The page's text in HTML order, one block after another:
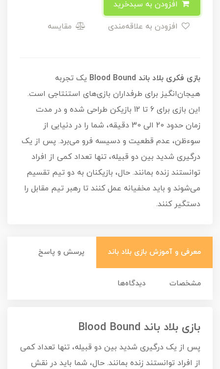
مقایسه
بازی فکری بلاد باند Blood Bound
یک تجربه
هیجان‌انگیز برای طرفداران بازی‌های استنتاجی است.
این بازی برای 6 تا 12 بازیکن طراحی شده و در مدت
زمان حدود 20 الی 30 دقیقه، شما را در دنیایی از
سوء‌ظن، عدم قطعیت و دسیسه فرو می‌برد. پس از یک
درگیری شدید بین دو قبیله، تنها تعداد کمی از افراد
توانستند زنده بمانند. حال، بازیکنان به دو تیم تقسیم
می‌شوند و باید مخفیانه عمل کنند تا رهبر تیم مقابل را
دستگیر کنند.
معرفی و آموزش بازی بلاد باند پرسش و پاسخ
مشخصات دیدگاه‌ها
بازی بلاد باند Blood Bound
پس از یک درگیری شدید بین دو قبیله، تنها تعداد کمی
از افراد توانستند زنده بمانند. حال، شما باید در نقش